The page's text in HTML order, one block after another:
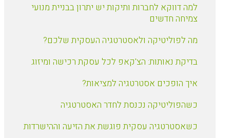
למה דווקא לחברות ותיקות יש יתרון בבניית מנועי
צמיחה חדשים
מה לפוליטיקה ולאסטרטגיה העסקית שלכם?
בדיקת נאותות: הצ'קאפ לכל עסקת רכישה ומיזוג
איך הופכים אסטרטגיה למציאות?
כשהפוליטיקה נכנסת לחדר האסטרטגיה
כשאסטרטגיה עסקית פוגשת את הזיעה וההישרדות